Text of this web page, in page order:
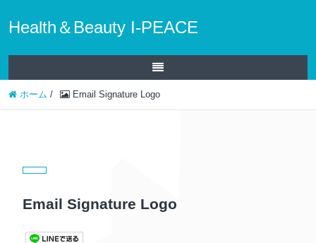
Health＆Beauty I-PEACE
ホーム / Email Signature Logo
Email Signature Logo